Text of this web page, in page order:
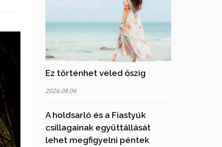
Ez történhet veled őszig
2026.08.06
A holdsarló és a Fiastyúk
csillagainak együttállását
lehet megfigyelni péntek